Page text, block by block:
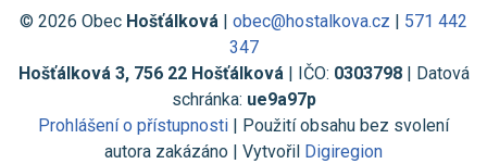
© 2026 Obec Hošťálková | obec@hostalkova.cz | 571 442
347
Hošťálková 3, 756 22 Hošťálková| IČO: 0303798| Datová
schránka: ue9a97p
Prohlášení o přístupnosti | Použití obsahu bez svolení
autora zakázáno | Vytvořil Digiregion